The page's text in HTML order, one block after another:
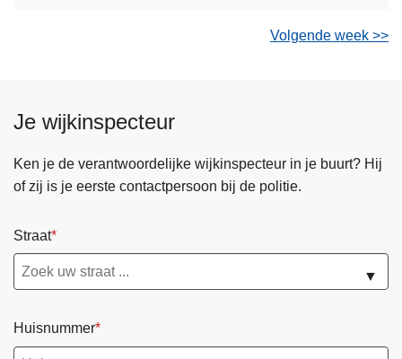
Volgende week >>
Je wijkinspecteur
Ken je de verantwoordelijke wijkinspecteur in je buurt? Hij
of zij is je eerste contactpersoon bij de politie.
Straat
▼
Huisnummer